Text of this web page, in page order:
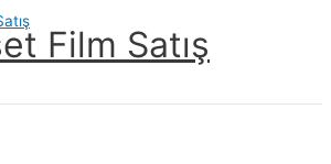
Film Satış